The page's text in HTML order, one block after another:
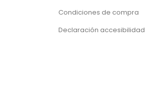
Condiciones de compra
Declaración accesibilidad